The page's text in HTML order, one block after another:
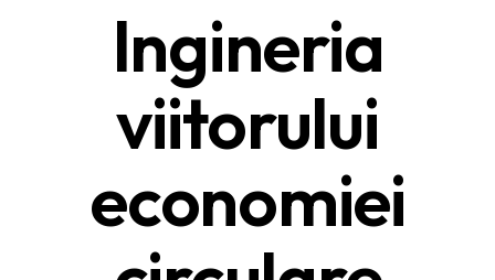
Ingineria
viitorului
economiei